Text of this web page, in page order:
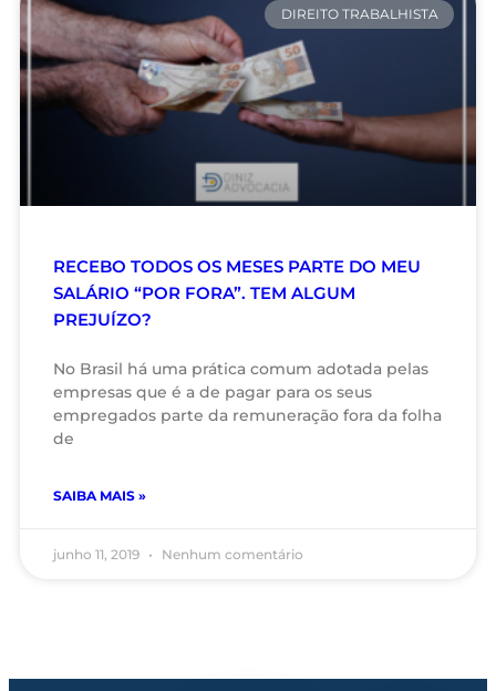
DIREITO TRABALHISTA
RECEBO TODOS OS MESES PARTE DO MEU
SALÁRIO “POR FORA”. TEM ALGUM
PREJUÍZO?
No Brasil há uma prática comum adotada pelas
empresas que é a de pagar para os seus
empregados parte da remuneração fora da folha
de
SAIBA MAIS »
junho 11, 2019 Nenhum comentário